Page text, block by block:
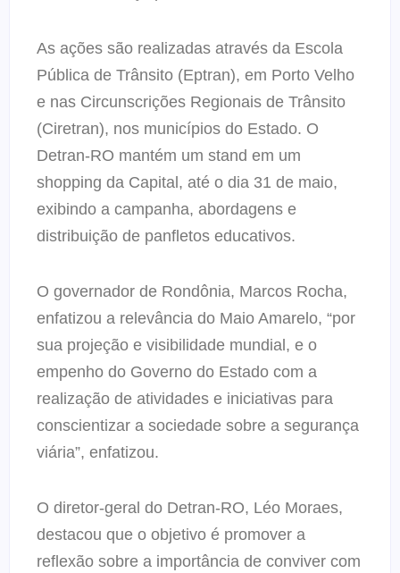
As ações são realizadas através da Escola
Pública de Trânsito (Eptran), em Porto Velho
e nas Circunscrições Regionais de Trânsito
(Ciretran), nos municípios do Estado. O
Detran-RO mantém um stand em um
shopping da Capital, até o dia 31 de maio,
exibindo a campanha, abordagens e
distribuição de panfletos educativos.
O governador de Rondônia, Marcos Rocha,
enfatizou a relevância do Maio Amarelo, “por
sua projeção e visibilidade mundial, e o
empenho do Governo do Estado com a
realização de atividades e iniciativas para
conscientizar a sociedade sobre a segurança
viária”, enfatizou.
O diretor-geral do Detran-RO, Léo Moraes,
destacou que o objetivo é promover a
reflexão sobre a importância de conviver com